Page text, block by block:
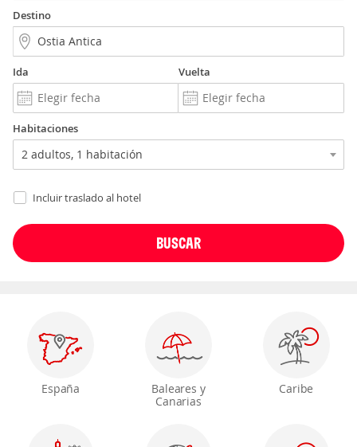
Destino
Ida Vuelta
Habitaciones
Incluir traslado al hotel
España
Baleares y
Canarias
Caribe